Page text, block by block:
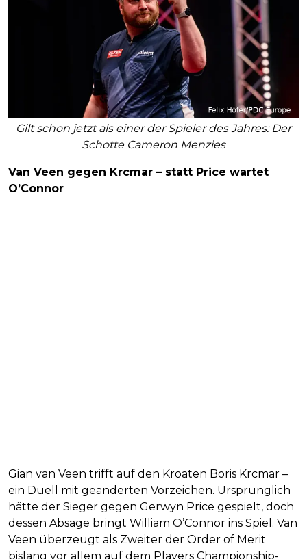
Gilt schon jetzt als einer der Spieler des Jahres: Der
Schotte Cameron Menzies
Van Veen gegen Krcmar – statt Price wartet
O’Connor
Gian van Veen trifft auf den Kroaten Boris Krcmar –
ein Duell mit geänderten Vorzeichen. Ursprünglich
hätte der Sieger gegen Gerwyn Price gespielt, doch
dessen Absage bringt William O’Connor ins Spiel. Van
Veen überzeugt als Zweiter der Order of Merit
bislang vor allem auf dem Players Championship-